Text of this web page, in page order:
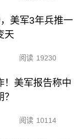
美军3年兵推一
天
阅读 19230
！美军报告称中
阅读 10114